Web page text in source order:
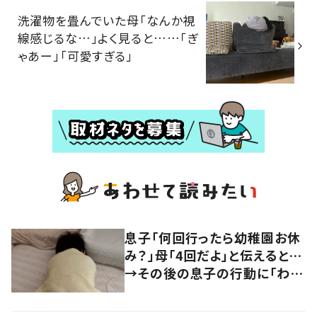
洗濯物を畳んでいた母「なんか視
線感じるな…」よく見ると……「ぎ
ゃあー」「可愛すぎる」
息子「何回行ったら幼稚園お休
み？」母「4回だよ」と伝えると…
→その後の息子の行動に「わか